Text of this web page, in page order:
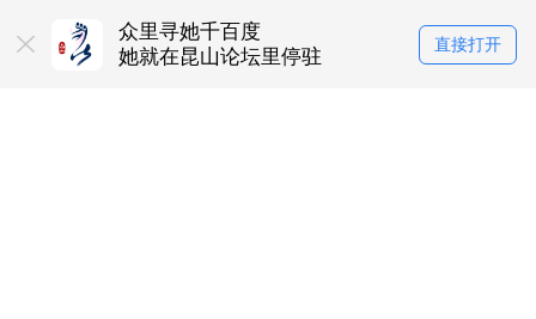
众里寻她千百度
她就在昆山论坛里停驻
直接打开